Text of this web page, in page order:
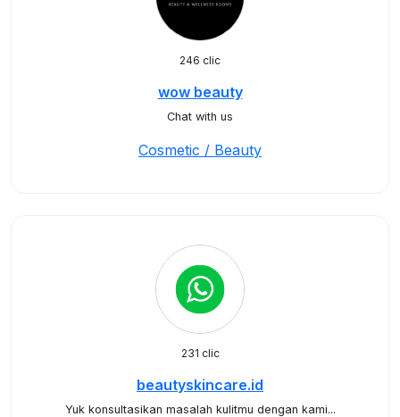
246 clic
wow beauty
Chat with us
Cosmetic / Beauty
231 clic
beautyskincare.id
Yuk konsultasikan masalah kulitmu dengan kami...